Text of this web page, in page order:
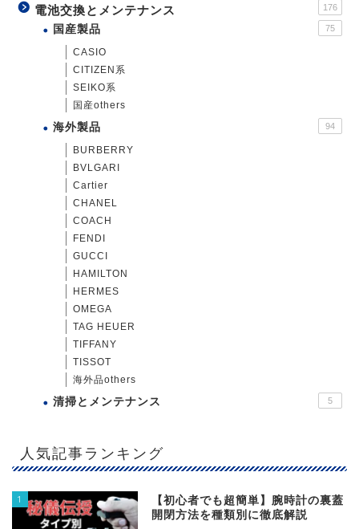
電池交換とメンテナンス 176
国産製品 75
CASIO
CITIZEN系
SEIKO系
国産others
海外製品 94
BURBERRY
BVLGARI
Cartier
CHANEL
COACH
FENDI
GUCCI
HAMILTON
HERMES
OMEGA
TAG HEUER
TIFFANY
TISSOT
海外品others
清掃とメンテナンス 5
人気記事ランキング
1
【初心者でも超簡単】腕時計の裏蓋
開閉方法を種類別に徹底解説